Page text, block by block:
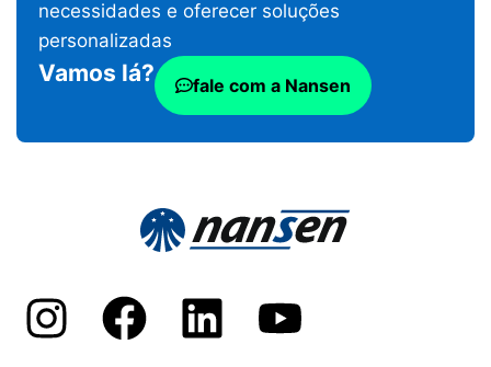
necessidades e oferecer soluções
personalizadas
Vamos lá? fale com a Nansen